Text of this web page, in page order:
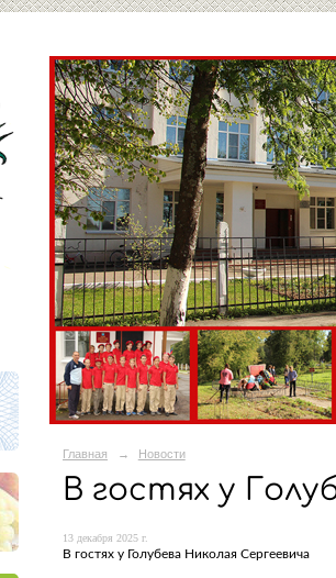
Главная → Новости
В гостях у
13 декабря 2025 г.
В гостях у Голубева Николая Сергеевича